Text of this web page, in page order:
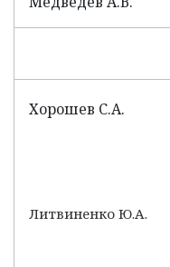
Хорошев С.А.
Литвиненко Ю.А.